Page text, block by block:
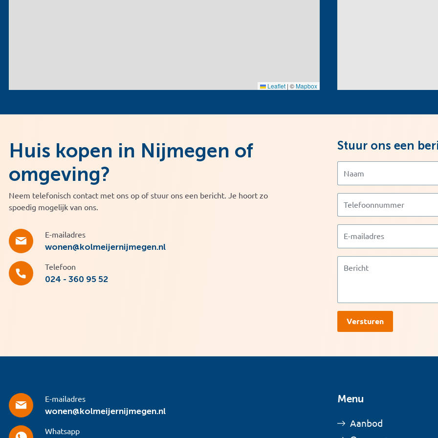
Leaflet | ©Mapbox
Huis kopen in Nijmegen of
omgeving?
Neem telefonisch contact met ons op of stuur ons een bericht. Je hoort zo
spoedig mogelijk van ons.
E-mailadres
wonen@kolmeijernijmegen.nl
Telefoon
024 - 360 95 52
Stuur ons een
E-mailadres
wonen@kolmeijernijmegen.nl
Whatsapp
Menu
Aanbod